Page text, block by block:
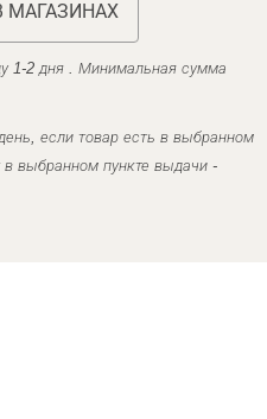
МАГАЗИНАХ
1-2 дня . Минимальная сумма
если товар есть в выбранном
в выбранном пункте выдачи -